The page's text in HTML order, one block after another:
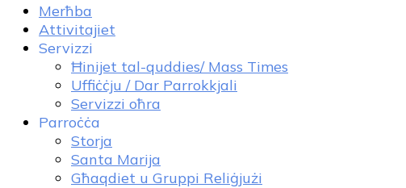
Merħba
Attivitajiet
Servizzi
Ħinijet tal-quddies/ Mass Times
Uffiċċju / Dar Parrokkjali
Servizzi oħra
Parroċċa
Storja
Santa Marija
Għaqdiet u Gruppi Reliġjużi